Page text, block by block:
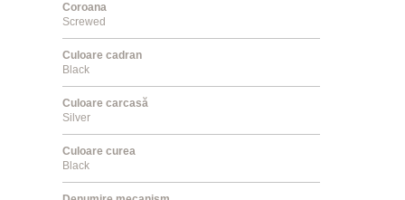
Coroana
Screwed
Culoare cadran
Black
Culoare carcasă
Silver
Culoare curea
Black